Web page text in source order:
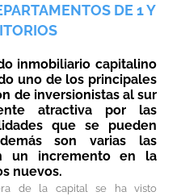
DE 1 Y
inmobiliario capitalino
uno de los principales
de inversionistas al sur
atractiva por las
que se pueden
son varias las
un incremento en la
nuevos.
de la capital se ha visto